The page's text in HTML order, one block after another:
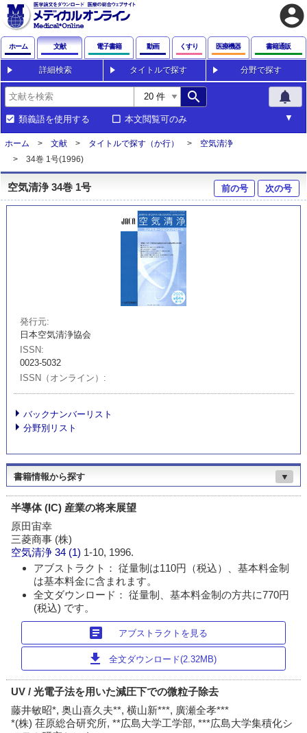
account_circle
ホーム 文献 電子書籍 動画 くすり 医療機器 書籍通販
詳細検索 タイトルで探す 分野で探す
search notifications
類義語を使用する 本文閲覧可のみ
ホーム 文献 タイトルで探す（か行）
空気清浄
34巻 1号(1996)
空気清浄 34巻 1号 前の号 次の号
発行元
日本空気清浄協会
ISSN
0023-5032
ISSN（オンライン）
バックナンバーリスト
分野別リスト
書籍情報から探す ▼
半導体 (IC) 産業の将来展望
原田宙幸
三菱商事 (株)
空気清浄 34 (1) 1-10, 1996.
アブストラクト： 従量制は110円（税込）、基本料金制
は基本料金に含まれます。
全文ダウンロード： 従量制、基本料金制の方共に770円
(税込) です。
article アブストラクトを見る
download 全文ダウンロード(2.32MB)
UV / 光電子法を用いた減圧下での微粒子除去
藤井敏昭*, 奥山喜久夫**, 横山新***, 廣瀬全孝***
*(株) 荏原総合研究所, **広島大学工学部, ***広島大学集積化シ